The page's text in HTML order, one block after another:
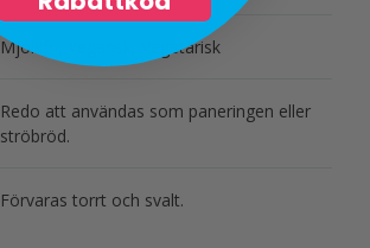
Mjölkfri, Vegansk, Vegetarisk
Redo att användas som paneringen eller
ströbröd.
Förvaras torrt och svalt.